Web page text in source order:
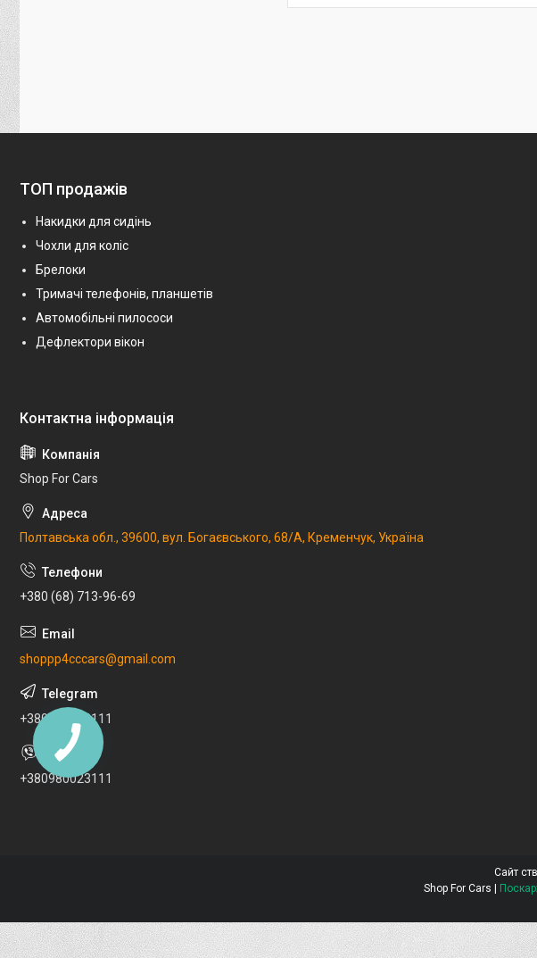
ТОП продажів
Накидки для сидінь
Чохли для коліс
Брелоки
Тримачі телефонів, планшетів
Автомобільні пилососи
Дефлектори вікон
Shop For Cars
Полтавська обл., 39600, вул. Богаєвського, 68/А, Кременчук, Україна
+380 (68) 713-96-69
shoppp4cccars@gmail.com
+380980023111
+380980023111
Сайт
Shop For Cars |